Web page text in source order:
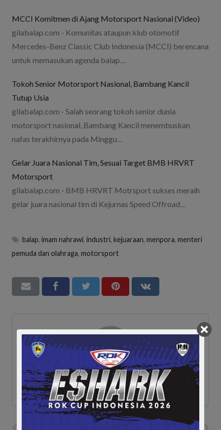
MCCI Komitmen di Ajang Motorsport Nasional (Video)
gilabalap.com - Komunitas ataupun klub otomotif
Mercedes-Benz Classic Club Indonesia (MCCI) berencana
untuk memasukan agenda balap…
Tokoh Senior Motorsport Nasional, Bambang Kancil
Tutup Usia
gilabalap.com - Salah seorang tokoh senior dunia
motorsport nasional, Bambang Kancil menembuskan
nafas terakhirnya pada Minggu…
Gelar Juara Nasional Tim, Sesuai Target BMB HRVRT
Motorsport
gilabalap.com - BMB HRVRT Motrsport sukses meraih
gelar juara nasional tim di Kejurnas Speed Offroad…
balap,imam nahrawi,industri,kejuaraan,menpora,menteri
pemuda dan olahraga, motorsport
admin
NEXT POST